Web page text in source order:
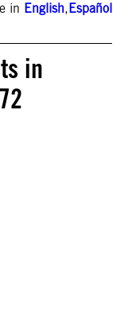
in English,Español
in